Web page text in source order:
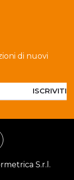
di nuovi
ISCRIVITI
S.r.l.